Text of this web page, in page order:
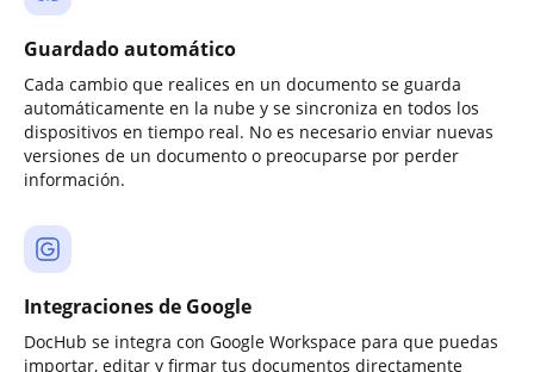
Guardado automático
Cada cambio que realices en un documento se guarda
automáticamente en la nube y se sincroniza en todos los
dispositivos en tiempo real. No es necesario enviar nuevas
versiones de un documento o preocuparse por perder
información.
Integraciones de Google
DocHub se integra con Google Workspace para que puedas
importar, editar y firmar tus documentos directamente